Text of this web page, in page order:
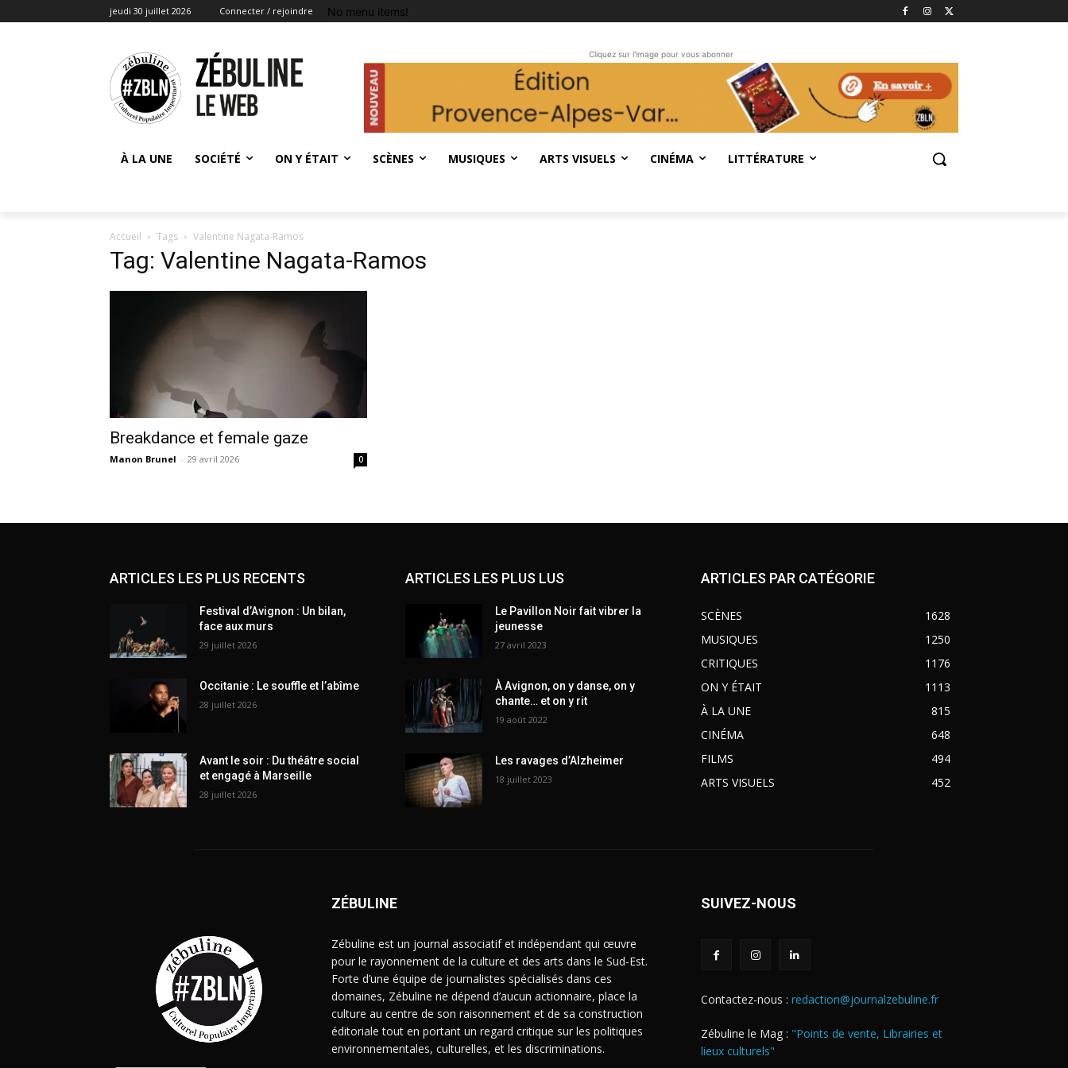
jeudi 30 juillet 2026 Connecter / rejoindre No menu items!
Cliquez sur l'image pour vous abonner
À LA UNE SOCIÉTÉ ON Y ÉTAIT SCÈNES MUSIQUES ARTS VISUELS CINÉMA LITTÉRATURE
Accueil Tags Valentine Nagata-Ramos
Tag: Valentine Nagata-Ramos
Breakdance et female gaze
Manon Brunel - 29 avril 2026 0
ARTICLES LES PLUS RECENTS
Festival d’Avignon : Un bilan,
face aux murs
29 juillet 2026
Occitanie : Le souffle et l’abîme
28 juillet 2026
Avant le soir : Du théâtre social
et engagé à Marseille
28 juillet 2026
ARTICLES LES PLUS LUS
Le Pavillon Noir fait vibrer la
jeunesse
27 avril 2023
À Avignon, on y danse, on y
chante… et on y rit
19 août 2022
Les ravages d’Alzheimer
18 juillet 2023
ARTICLES PAR CATÉGORIE
SCÈNES
1628
MUSIQUES
1250
CRITIQUES
1176
ON Y ÉTAIT
1113
À LA UNE
815
CINÉMA
648
FILMS
494
ARTS VISUELS
452
ZÉBULINE
Zébuline est un journal associatif et indépendant qui œuvre
pour le rayonnement de la culture et des arts dans le Sud-Est.
Forte d’une équipe de journalistes spécialisés dans ces
domaines, Zébuline ne dépend d’aucun actionnaire, place la
culture au centre de son raisonnement et de sa construction
éditoriale tout en portant un regard critique sur les politiques
environnementales, culturelles, et les discriminations.
SUIVEZ-NOUS
Contactez-nous : redaction@journalzebuline.fr
Zébuline le Mag : "Points de vente, Librairies et
lieux culturels"